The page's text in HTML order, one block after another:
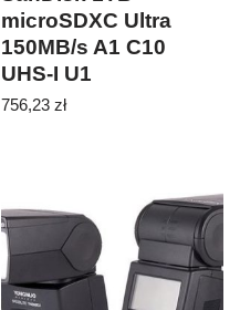
microSDXC Ultra
150MB/s A1 C10
UHS-I U1
756,23zł